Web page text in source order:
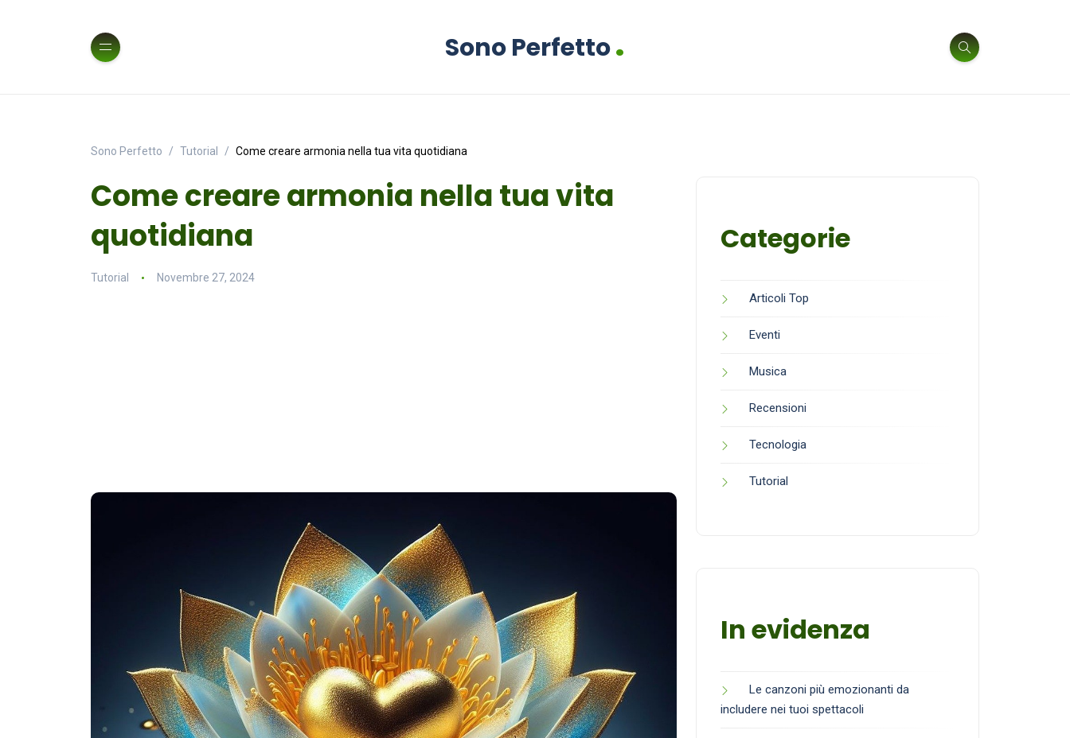
Sono Perfetto.
Sono Perfetto Tutorial Come creare armonia nella tua vita quotidiana
Come creare armonia nella tua vita
quotidiana
Tutorial Novembre 27, 2024
Categorie
Articoli Top
Eventi
Musica
Recensioni
Tecnologia
Tutorial
In evidenza
Le canzoni più emozionanti da
includere nei tuoi spettacoli